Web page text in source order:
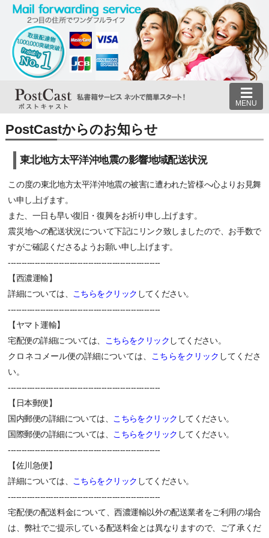
MENU
PostCastからのお知らせ
東北地方太平洋沖地震の影響地域配送状況
この度の東北地方太平洋沖地震の被害に遭われた皆様へ心よりお見舞
い申し上げます。
また、一日も早い復旧・復興をお祈り申し上げます。
震災地への配送状況について下記にリンク致しましたので、お手数で
すがご確認くださるようお願い申し上げます。
---------------------------------------------------------
【西濃運輸】
詳細については、 こちらをクリック してください。
---------------------------------------------------------
【ヤマト運輸】
宅配便の詳細については、 こちらをクリック してください。
クロネコメール便の詳細については、 こちらをクリック してくださ
い。
---------------------------------------------------------
【日本郵便】
国内郵便の詳細については、 こちらをクリック してください。
国際郵便の詳細については、 こちらをクリック してください。
---------------------------------------------------------
【佐川急便】
詳細については、 こちらをクリック してください。
---------------------------------------------------------
宅配便の配送料金について、西濃運輸以外の配送業者をご利用の場合
は、弊社でご提示している配送料金とは異なりますので、ご了承くだ